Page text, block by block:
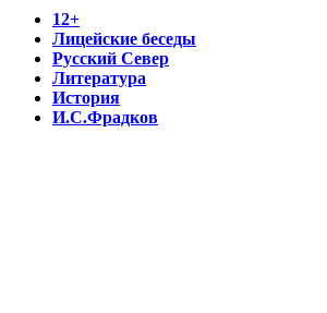
12+
Лицейские беседы
Русский Север
Литература
История
И.С.Фрадков